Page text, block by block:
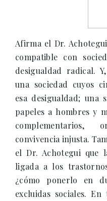
Afirma el Dr.
compatible con
desigualdad radical.
una sociedad cuyos
esa desigualdad; una
papeles a hombres y
complementarios,
convivencia injusta.
el Dr. Achotegui que
ligada a los
¿cómo ponerlo en
excluidas sociales.